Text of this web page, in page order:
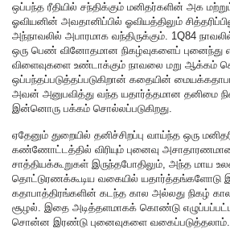
ஒப்பந்த ரீதியில் சந்திக்கும் மனிதர்களின் அக
ஓவியனின் அவதானிப்பில் ஓவியத்திலும்
அந்நாவலில் அபாரமாக வந்திருக்கும். 1Q84
ஒரு பெண் வினோதமான நிகழ்வுகளைப் புனைந்து
விளைவுகளை உண்டாக்கும் நாவலை மறு ஆக்கம்
ஒப்பந்தப்படுத்தப்படுகிறான் கதையின்
அவன் அனுபவித்து வந்த யதார்த்தமான தனிமை
இன்னொரு பக்கம் சொல்லப்படுகிறது.
ஏதேனும் துறையில் தனிச்சிறப்பு வாய்ந்த ஒரு
கண்ணோட்டத்தில் விரியும் புனைவு
சாத்தியக்கூறுகள் இருந்தபோதிலும், அந்த மாய
தொட்டுரணக்கூடிய வகையில் யதார்த்தங்களோடு
கதாபாத்திரங்களின் கடந்த கால அல்லது நிகழ்
சூழல். இதை அடித்தளமாகக் கொண்டு
சொன்ன இரண்டு புனைவுகளை வகைப்படுத்தலாம்.